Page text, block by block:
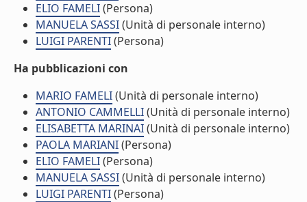
ELIO FAMELI(Persona)
MANUELA SASSI(Unità di personale interno)
LUIGI PARENTI(Persona)
Ha pubblicazioni con
MARIO FAMELI(Unità di personale interno)
ANTONIO CAMMELLI(Unità di personale interno)
ELISABETTA MARINAI(Unità di personale interno)
PAOLA MARIANI(Persona)
ELIO FAMELI(Persona)
MANUELA SASSI(Unità di personale interno)
LUIGI PARENTI(Persona)